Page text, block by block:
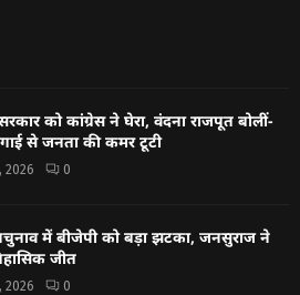
को कांग्रेस ने घेरा, वंदना राजपूत बोलीं-
से जनता की कमर टूटी
2026 0
में बीजेपी को बड़ा झटका, जनसुराज ने
जीत
2026 0